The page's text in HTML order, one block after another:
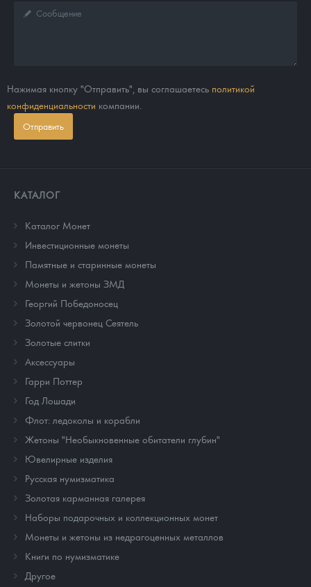
Нажимая кнопку "Отправить", вы соглашаетесь политикой
конфиденциальности компании.
Отправить
КАТАЛОГ
Каталог Монет
Инвестиционные монеты
Памятные и старинные монеты
Монеты и жетоны ЗМД
Георгий Победоносец
Золотой червонец Сеятель
Золотые слитки
Аксессуары
Гарри Поттер
Год Лошади
Флот: ледоколы и корабли
Жетоны "Необыкновенные обитатели глубин"
Ювелирные изделия
Русская нумизматика
Золотая карманная галерея
Наборы подарочных и коллекционных монет
Монеты и жетоны из недрагоценных металлов
Книги по нумизматике
Другое